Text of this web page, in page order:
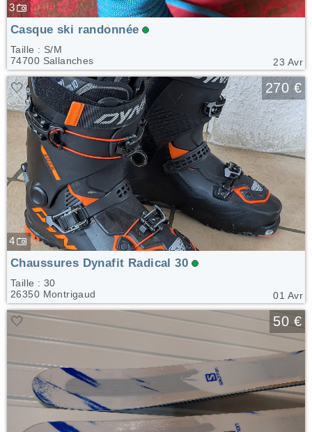
3
23 Avr
Casque ski randonnée
Taille : S/M
74700 Sallanches
🤍 270 €
4
01 Avr
Chaussures Dynafit Radical 30
Taille : 30
26350 Montrigaud
🤍 50 €